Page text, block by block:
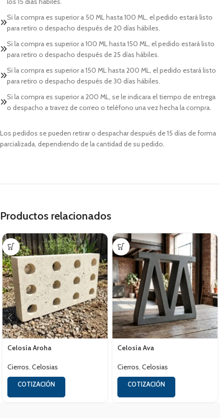
Si la compra es superior a 50 ML hasta 100 ML, el pedido estará listo
para retiro o despacho después de 20 días hábiles.
Si la compra es superior a 100 ML hasta 150 ML, el pedido estará listo
para retiro o despacho después de 25 días hábiles.
Si la compra es superior a 150 ML hasta 200 ML, el pedido estará listo
para retiro o despacho después de 30 días hábiles.
Si la compra es superior a 200 ML, se le indicara el tiempo de entrega
o despacho a travez de correo o teléfono una vez hecha la compra.
Los pedidos se pueden retirar o despachar después de 15 días de forma
parcializada, dependiendo de la cantidad de su pedido.
Productos relacionados
Celosía Aroha
Cierros, Celosias
COTIZACIÓN
Celosía Ava
Cierros, Celosias
COTIZACIÓN